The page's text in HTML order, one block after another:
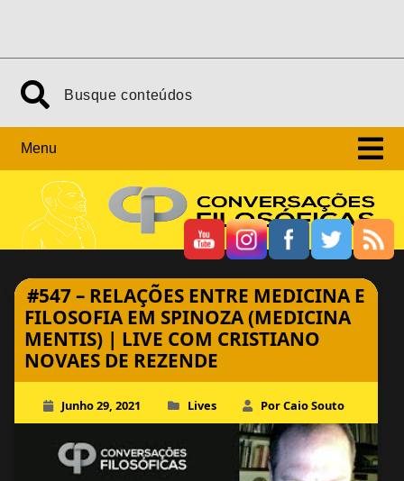
Search
Menu
#547 – RELAÇÕES ENTRE MEDICINA E
FILOSOFIA EM SPINOZA (MEDICINA
MENTIS) | LIVE COM CRISTIANO
NOVAES DE REZENDE
Junho 29, 2021 Lives Por Caio Souto